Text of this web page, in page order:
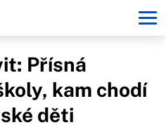
Přísná
kam chodí
děti